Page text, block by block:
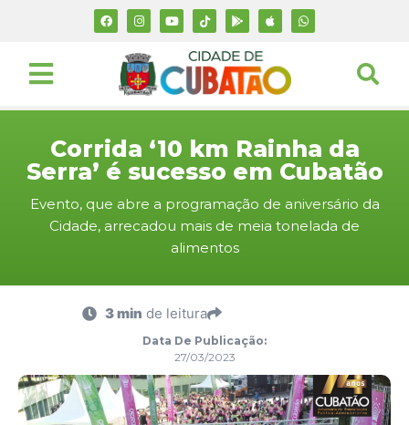
Corrida ‘10 km Rainha da
Serra’ é sucesso em Cubatão
Evento, que abre a programação de aniversário da
Cidade, arrecadou mais de meia tonelada de
alimentos
3 min de leitura
Data De Publicação:
27/03/2023